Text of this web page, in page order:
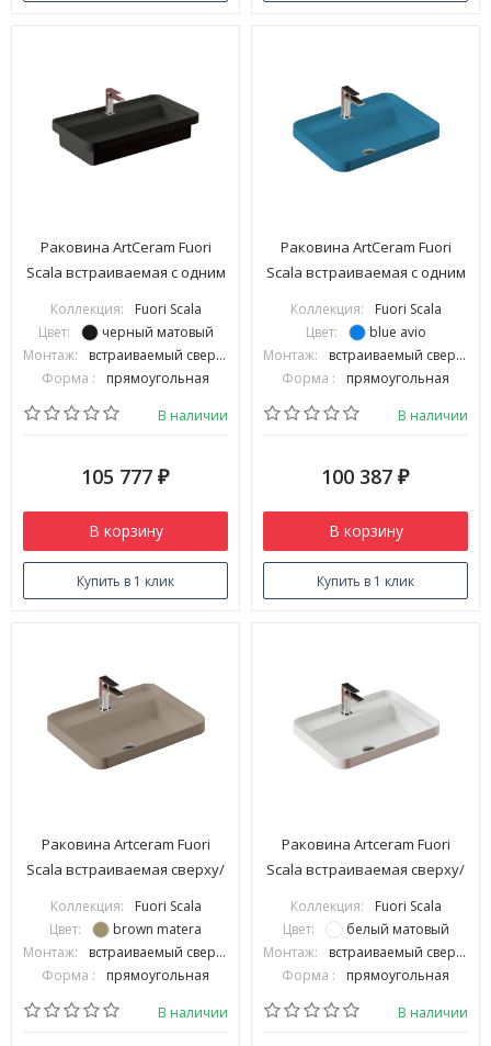
Раковина ArtCeram Fuori
Scala встраиваемая с одним
матовый TFL0351700
Коллекция:
Fuori Scala
Цвет:
черный матовый
Монтаж:
встраиваемый сверху
Форма :
прямоугольная
В наличии
105 777 ₽
В корзину
Купить в 1 клик
Раковина ArtCeram Fuori
Scala встраиваемая с одним
TFL0343800
Коллекция:
Fuori Scala
Цвет:
blue avio
Монтаж:
встраиваемый сверху
Форма :
прямоугольная
В наличии
100 387 ₽
В корзину
Купить в 1 клик
Раковина Artceram Fuori
Scala встраиваемая сверху/
одним отверстием цвет
Brown matera TFL034 41 00
Коллекция:
Fuori Scala
Цвет:
brown matera
Монтаж:
встраиваемый сверху
Форма :
прямоугольная
В наличии
Раковина Artceram Fuori
Scala встраиваемая сверху/
одним отверстием цвет
белый матовый TFL034 05 00
Коллекция:
Fuori Scala
Цвет:
белый матовый
Монтаж:
встраиваемый сверху
Форма :
прямоугольная
В наличии